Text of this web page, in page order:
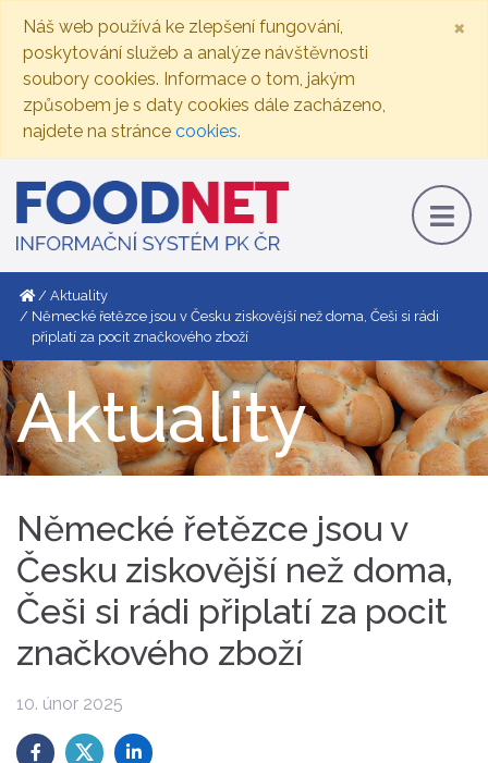
Náš web používá ke zlepšení fungování,
poskytování služeb a analýze návštěvnosti
soubory cookies. Informace o tom, jakým
způsobem je s daty cookies dále zacházeno,
najdete na stránce cookies.
×
Aktuality
Německé řetězce jsou v Česku ziskovější než doma, Češi si rádi
připlatí za pocit značkového zboží
Aktuality
Německé řetězce jsou v
Česku ziskovější než doma,
Češi si rádi připlatí za pocit
značkového zboží
10. únor 2025